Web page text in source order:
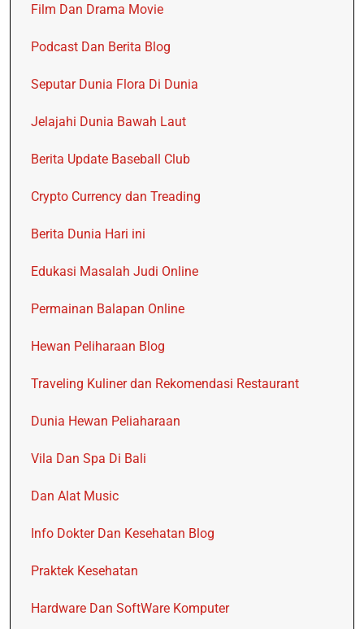
Film Dan Drama Movie
Podcast Dan Berita Blog
Seputar Dunia Flora Di Dunia
Jelajahi Dunia Bawah Laut
Berita Update Baseball Club
Crypto Currency dan Treading
Berita Dunia Hari ini
Edukasi Masalah Judi Online
Permainan Balapan Online
Hewan Peliharaan Blog
Traveling Kuliner dan Rekomendasi Restaurant
Dunia Hewan Peliaharaan
Vila Dan Spa Di Bali
Dan Alat Music
Info Dokter Dan Kesehatan Blog
Praktek Kesehatan
Hardware Dan SoftWare Komputer